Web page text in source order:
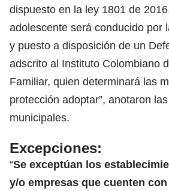
dispuesto en la ley 1801 de
adolescente será conducido por
y puesto a disposición de un
adscrito al Instituto Colombiano
Familiar, quien determinará las
protección adoptar”, anotaron
municipales.
Excepciones:
“Se exceptúan los
y/o empresas que cuenten